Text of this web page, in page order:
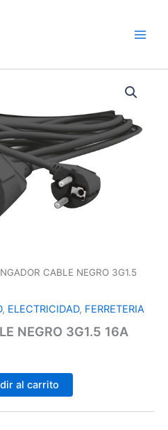
CABLE NEGRO 3G1.5
, ELECTRICIDAD, FERRETERIA
NEGRO 3G1.5 16A
al carrito